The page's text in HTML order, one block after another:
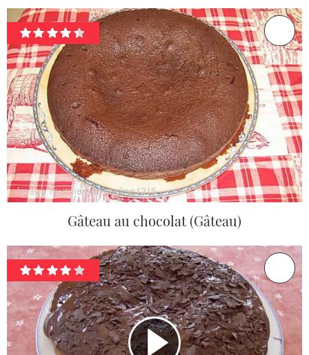
Gâteau au chocolat (Gâteau)